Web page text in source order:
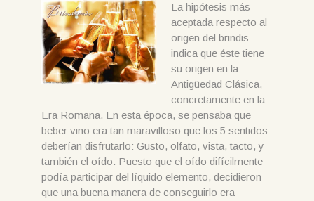
La hipótesis más
aceptada respecto al
origen del brindis
indica que éste tiene
su origen en la
Antigüedad Clásica,
concretamente en la
Era Romana. En esta época, se pensaba que
beber vino era tan maravilloso que los 5 sentidos
deberían disfrutarlo: Gusto, olfato, vista, tacto, y
también el oído. Puesto que el oído difícilmente
podía participar del líquido elemento, decidieron
que una buena manera de conseguirlo era